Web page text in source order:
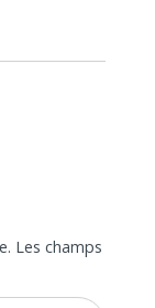
Les champs